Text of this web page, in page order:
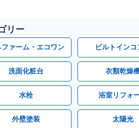
リー
ファーム・エコワン ビルトインコ
洗面化粧台 衣類乾燥
水栓 浴室リフォ
外壁塗装 太陽光